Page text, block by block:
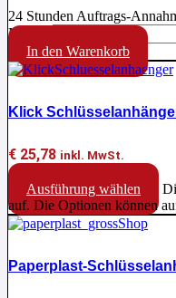
24 Stunden Auftrags-
Menge
In den Warenkorb
Klick
€ 25,78 inkl. MwSt.
Ausführung wählen
auf. Die Optionen können
Paperplast-